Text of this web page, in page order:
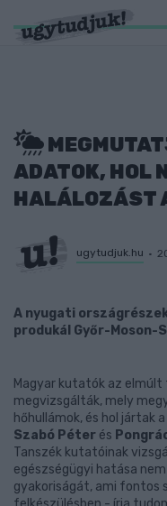
ADATOK, HOL
HALÁLOZÁST
ugytudjuk.hu
A nyugati
produkál Győr-Moson-
Magyar kutatók az
megvizsgálták, mely
hőhullámok, és hol jártak
Szabó Péter és
Tanszék kutatóinak
egészségügyi hatása
gyakoriságát, ami fontos